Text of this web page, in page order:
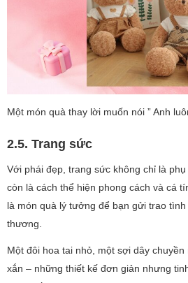
Một món quà thay lời muốn nói ” Anh
2.5. Trang sức
Với phái đẹp, trang sức không chỉ là
còn là cách thể hiện phong cách và cá
là món quà lý tưởng để bạn gửi trao
thương.
Một đôi hoa tai nhỏ, một sợi dây
xắn – những thiết kế đơn giản nhưng